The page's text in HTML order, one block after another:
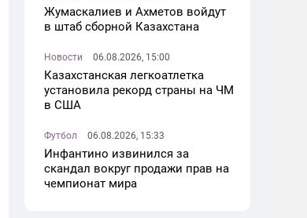
Жумаскалиев и Ахметов войдут
в штаб сборной Казахстана
Новости 06.08.2026, 15:00
Казахстанская легкоатлетка
установила рекорд страны на ЧМ
в США
Футбол 06.08.2026, 15:33
Инфантино извинился за
скандал вокруг продажи прав на
чемпионат мира